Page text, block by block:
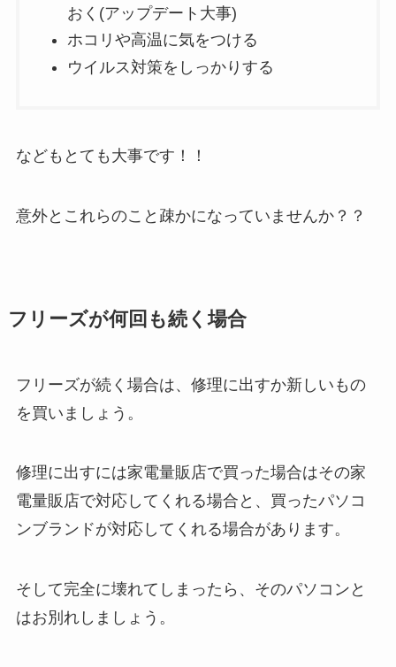
おく(アップデート大事)
ホコリや高温に気をつける
ウイルス対策をしっかりする
などもとても大事です！！
意外とこれらのこと疎かになっていませんか？？
フリーズが何回も続く場合
フリーズが続く場合は、 修理に出すか新しいもの
を買いましょう 。
修理に出すには家電量販店で買った場合はその家
電量販店で対応してくれる場合と、買ったパソコ
ンブランドが対応してくれる場合があります。
そして完全に壊れてしまったら、そのパソコンと
はお別れしましょう。